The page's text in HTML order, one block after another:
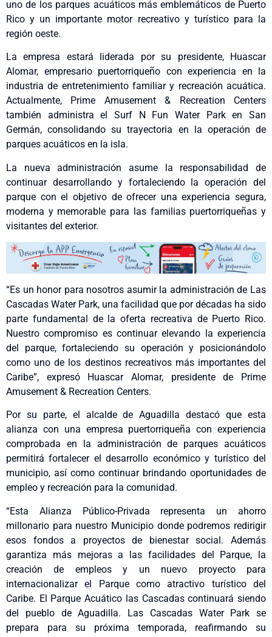
uno de los parques acuáticos más emblemáticos de Puerto
Rico y un importante motor recreativo y turístico para la
región oeste.
La empresa estará liderada por su presidente, Huascar
Alomar, empresario puertorriqueño con experiencia en la
industria de entretenimiento familiar y recreación acuática.
Actualmente, Prime Amusement & Recreation Centers
también administra el Surf N Fun Water Park en San
Germán, consolidando su trayectoria en la operación de
parques acuáticos en la isla.
La nueva administración asume la responsabilidad de
continuar desarrollando y fortaleciendo la operación del
parque con el objetivo de ofrecer una experiencia segura,
moderna y memorable para las familias puertorriqueñas y
visitantes del exterior.
“Es un honor para nosotros asumir la administración de Las
Cascadas Water Park, una facilidad que por décadas ha sido
parte fundamental de la oferta recreativa de Puerto Rico.
Nuestro compromiso es continuar elevando la experiencia
del parque, fortaleciendo su operación y posicionándolo
como uno de los destinos recreativos más importantes del
Caribe”, expresó Huascar Alomar, presidente de Prime
Amusement & Recreation Centers.
Por su parte, el alcalde de Aguadilla destacó que esta
alianza con una empresa puertorriqueña con experiencia
comprobada en la administración de parques acuáticos
permitirá fortalecer el desarrollo económico y turístico del
municipio, así como continuar brindando oportunidades de
empleo y recreación para la comunidad.
“Esta Alianza Público-Privada representa un ahorro
millonario para nuestro Municipio donde podremos redirigir
esos fondos a proyectos de bienestar social. Además
garantiza más mejoras a las facilidades del Parque, la
creación de empleos y un nuevo proyecto para
internacionalizar el Parque como atractivo turístico del
Caribe. El Parque Acuático las Cascadas continuará siendo
del pueblo de Aguadilla. Las Cascadas Water Park se
prepara para su próxima temporada, reafirmando su